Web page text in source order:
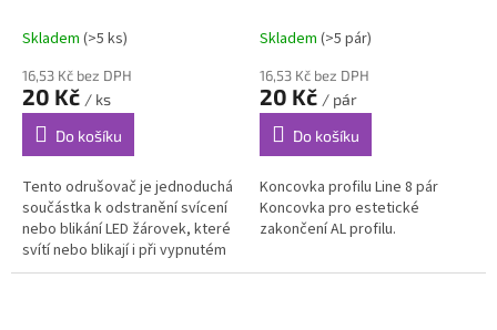
Skladem (>5 ks)
16,53 Kč bez DPH
20 Kč / ks
Do košíku
Tento odrušovač je jednoduchá
součástka k odstranění svícení
nebo blikání LED žárovek, které
svítí nebo blikají i při vypnutém
stavu a to při naidukovaném
Skladem (>5 pár)
16,53 Kč bez DPH
20 Kč / pár
Do košíku
Koncovka profilu Line 8 pár
Koncovka pro estetické
zakončení AL profilu.